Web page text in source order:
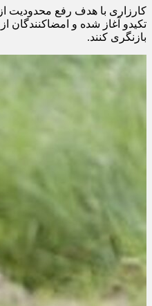
کارزاری با هدف رفع محدودیت
تکیدو آغاز شده و امضاکنندگان
بازنگری کنند.